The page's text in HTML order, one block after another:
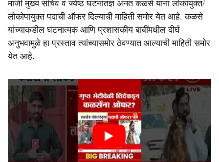
माजी मुख्य सचिव व ज्येष्ठ घटनातज्ञ अनंत कळसे यांना लोकायुक्त/
लोकोपायुक्त पदाची ऑफर दिल्याची माहिती समोर येत आहे. कळसे
यांच्याकडील घटनात्मक आणि प्रशासकीय बाबींमधील दीर्घ
अनुभवामुळे हा प्रस्ताव त्यांच्यासमोर ठेवण्यात आल्याची माहिती समोर
येत आहे.